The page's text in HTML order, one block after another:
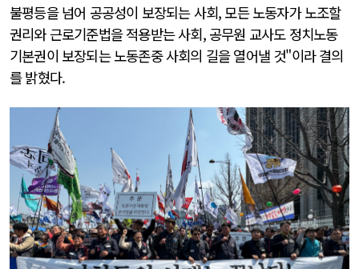
불평등을 넘어 공공성이 보장되는 사회, 모든 노동자가 노조할
권리와 근로기준법을 적용받는 사회, 공무원 교사도 정치노동
기본권이 보장되는 노동존중 사회의 길을 열어낼 것"이라 결의
를 밝혔다.